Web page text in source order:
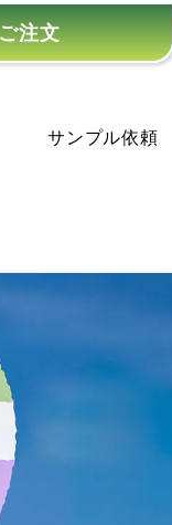
注文
サンプル依頼